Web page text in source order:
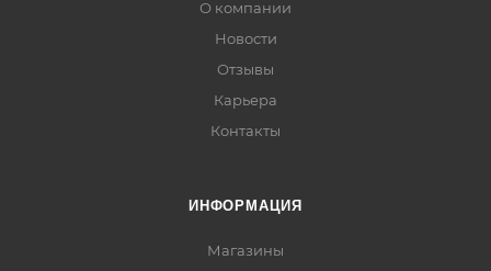
О компании
Новости
Отзывы
Карьера
Контакты
ИНФОРМАЦИЯ
Магазины